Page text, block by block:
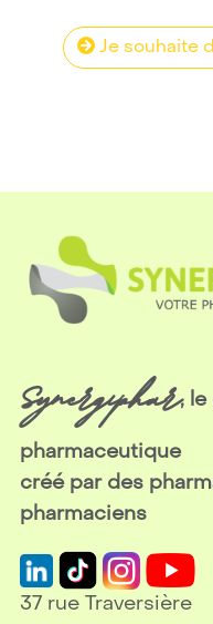
Je souhaite
Synergiphar, le
pharmaceutique
créé par des
pharmaciens
37 rue Traversière